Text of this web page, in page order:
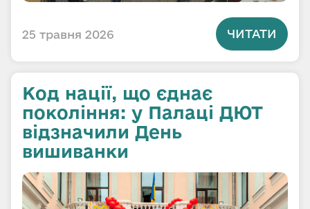
25 травня 2026 ЧИТАТИ
Код нації, що єднає
покоління: у Палаці ДЮТ
відзначили День
вишиванки